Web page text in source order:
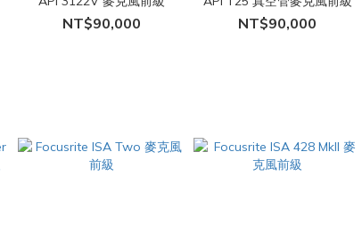
NT$90,000 NT$90,000